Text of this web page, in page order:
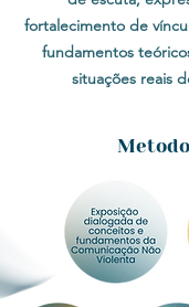
fortalecimento de
fundamentos
situações reais